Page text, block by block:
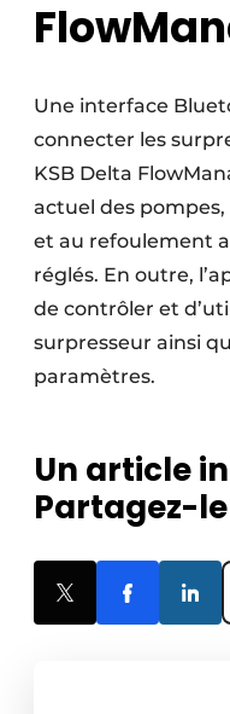
Une interface
connecter les
KSB Delta
actuel des pompes,
et au refoulement
réglés. En outre,
de contrôler et
surpresseur ainsi
paramètres.
Un article
Partagez-